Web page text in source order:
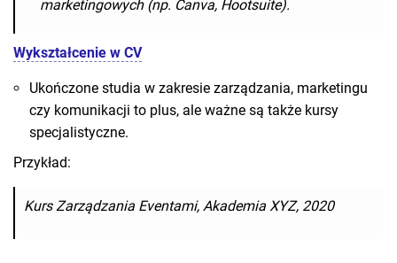
marketingowych (np. Canva, Hootsuite).
Wykształcenie w CV
Ukończone studia w zakresie zarządzania, marketingu
czy komunikacji to plus, ale ważne są także kursy
specjalistyczne.
Przykład:
Kurs Zarządzania Eventami, Akademia XYZ, 2020